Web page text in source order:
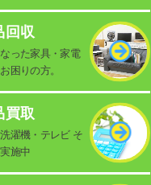
回収
った家具・家電
困りの方。
買取
濯機・テレビ そ
施中